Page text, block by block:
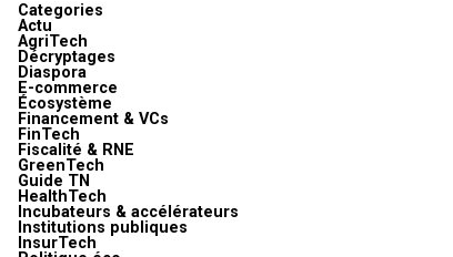
Categories
Actu
AgriTech
Décryptages
Diaspora
E-commerce
Écosystème
Financement & VCs
FinTech
Fiscalité & RNE
GreenTech
Guide TN
HealthTech
Incubateurs & accélérateurs
Institutions publiques
InsurTech